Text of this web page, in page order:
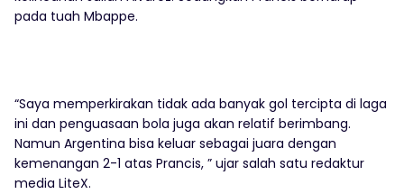
pada tuah Mbappe.
“Saya memperkirakan tidak ada banyak gol tercipta di laga
ini dan penguasaan bola juga akan relatif berimbang.
Namun Argentina bisa keluar sebagai juara dengan
kemenangan 2-1 atas Prancis, ” ujar salah satu redaktur
media LiteX.